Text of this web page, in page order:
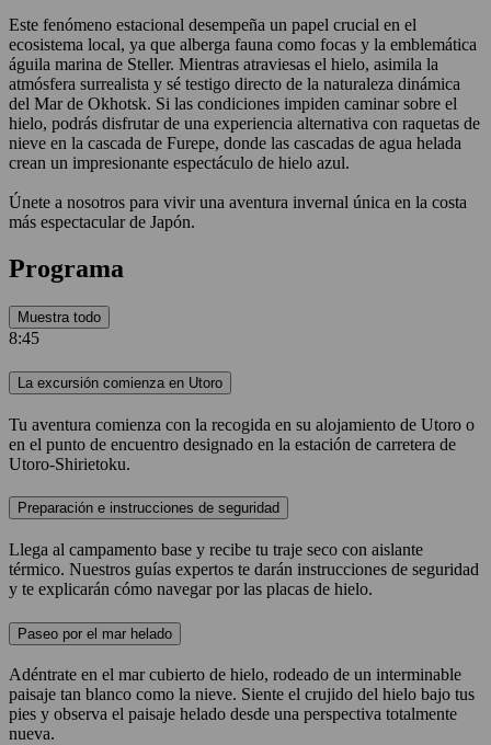
Este fenómeno estacional desempeña un papel crucial en el
ecosistema local, ya que alberga fauna como focas y la emblemática
águila marina de Steller. Mientras atraviesas el hielo, asimila la
atmósfera surrealista y sé testigo directo de la naturaleza dinámica
del Mar de Okhotsk. Si las condiciones impiden caminar sobre el
hielo, podrás disfrutar de una experiencia alternativa con raquetas de
nieve en la cascada de Furepe, donde las cascadas de agua helada
crean un impresionante espectáculo de hielo azul.
Únete a nosotros para vivir una aventura invernal única en la costa
más espectacular de Japón.
Programa
Muestra todo
8:45
La excursión comienza en Utoro
Tu aventura comienza con la recogida en su alojamiento de Utoro o
en el punto de encuentro designado en la estación de carretera de
Utoro-Shirietoku.
Preparación e instrucciones de seguridad
Llega al campamento base y recibe tu traje seco con aislante
térmico. Nuestros guías expertos te darán instrucciones de seguridad
y te explicarán cómo navegar por las placas de hielo.
Paseo por el mar helado
Adéntrate en el mar cubierto de hielo, rodeado de un interminable
paisaje tan blanco como la nieve. Siente el crujido del hielo bajo tus
pies y observa el paisaje helado desde una perspectiva totalmente
nueva.